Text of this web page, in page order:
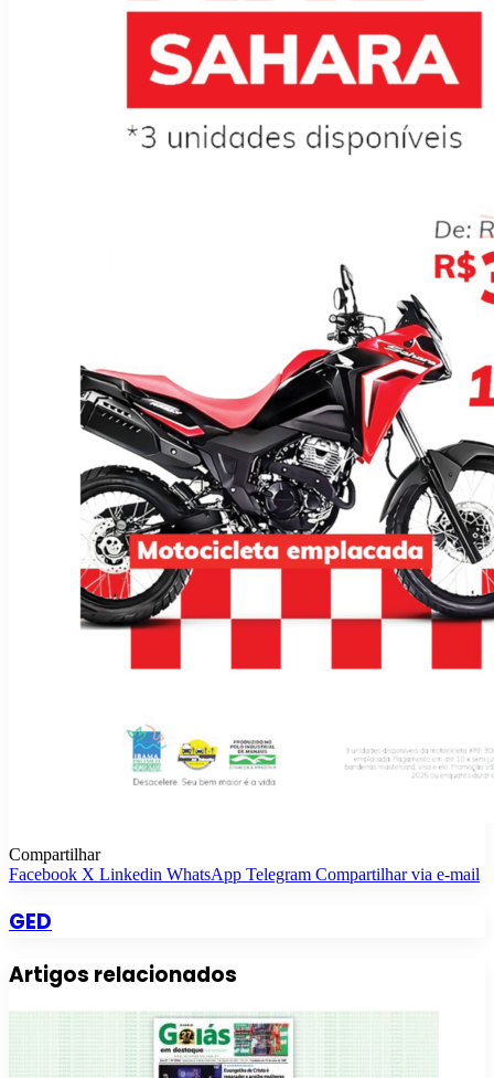
Compartilhar
Facebook X Linkedin WhatsApp Telegram Compartilhar via e-mail
GED
Artigos relacionados